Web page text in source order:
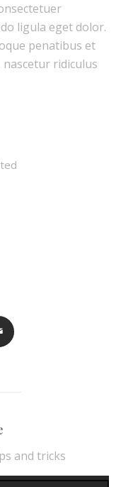
ligula eget dolor.
penatibus et
ridiculus
and tricks